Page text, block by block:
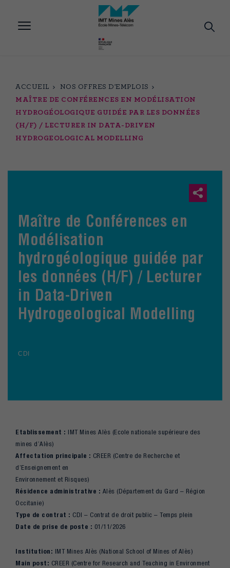
contenu
ACCUEIL
NOS OFFRES D'EMPLOIS
MAÎTRE DE CONFÉRENCES EN MODÉLISATION
HYDROGÉOLOGIQUE GUIDÉE PAR LES DONNÉES
(H/F) / LECTURER IN DATA-DRIVEN
HYDROGEOLOGICAL MODELLING
Maître de Conférences en
Modélisation
hydrogéologique guidée par
les données (H/F) / Lecturer
in Data-Driven
Hydrogeological Modelling
CDI
Etablissement : IMT Mines Alès (Ecole nationale supérieure des
mines d’Alès)
Affectation principale : CREER (Centre de Recherche et
d’Enseignement en
Environnement et Risques)
Résidence administrative : Alès (Département du Gard – Région
Occitanie)
Type de contrat : CDI – Contrat de droit public – Temps plein
Date de prise de poste : 01/11/2026
Institution: IMT Mines Alès (National School of Mines of Alès)
Main post: CREER (Centre for Research and Teaching in Environment